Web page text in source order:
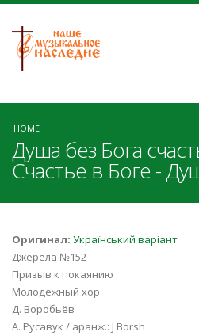
HOME
Душа без Бога
Счастье в Боге -
Оригинал: Український варіант
Джерела №152
Призыв к покаянию
Молодежный хор
Д. Воробьёв
А. Русавук / аранж.: J Borsh